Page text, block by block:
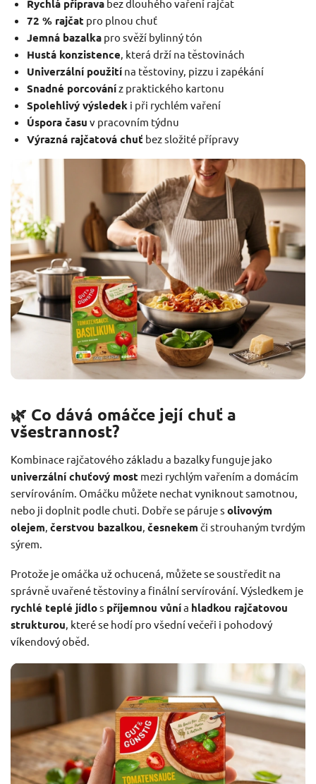
Rychlá přípravabez dlouhého vaření rajčat
72 % rajčat pro plnou chuť
Jemná bazalkapro svěží bylinný tón
Hustá konzistence, která drží na těstovinách
Univerzální použitína těstoviny, pizzu i zapékání
Snadné porcováníz praktického kartonu
Spolehlivý výsledeki při rychlém vaření
Úspora času v pracovním týdnu
Výrazná rajčatová chuť bez složité přípravy
🌿 Co dává omáčce její chuť a
všestrannost?
Kombinace rajčatového základu a bazalky funguje jako
univerzální chuťový most mezi rychlým vařením a domácím
servírováním. Omáčku můžete nechat vyniknout samotnou,
nebo ji doplnit podle chuti. Dobře se páruje s olivovým
olejem, čerstvou bazalkou, česnekem či strouhaným tvrdým
sýrem.
Protože je omáčka už ochucená, můžete se soustředit na
správně uvařené těstoviny a finální servírování. Výsledkem je
rychlé teplé jídlos příjemnou vůnía hladkou rajčatovou
strukturou, které se hodí pro všední večeři i pohodový
víkendový oběd.